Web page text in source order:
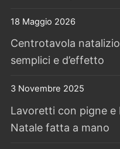
18 Maggio 2026
Centrotavola
semplici e d’effetto
3 Novembre 2025
Lavoretti con pigne e
Natale fatta a mano